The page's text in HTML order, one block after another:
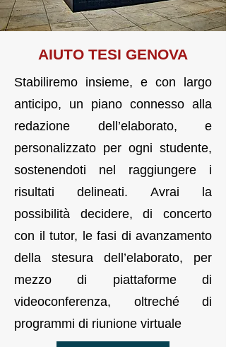
AIUTO TESI GENOVA
Stabiliremo insieme, e con largo
anticipo, un piano connesso alla
redazione dell’elaborato, e
personalizzato per ogni studente,
sostenendoti nel raggiungere i
risultati delineati. Avrai la
possibilità decidere, di concerto
con il tutor, le fasi di avanzamento
della stesura dell’elaborato, per
mezzo di piattaforme di
videoconferenza, oltreché di
programmi di riunione virtuale